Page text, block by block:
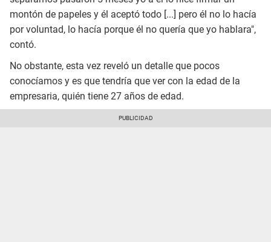
montón de papeles y él aceptó todo [...] pero él no lo hacía
por voluntad, lo hacía porque él no quería que yo hablara",
contó.
No obstante, esta vez reveló un detalle que pocos
conocíamos y es que tendría que ver con la edad de la
empresaria, quién tiene 27 años de edad.